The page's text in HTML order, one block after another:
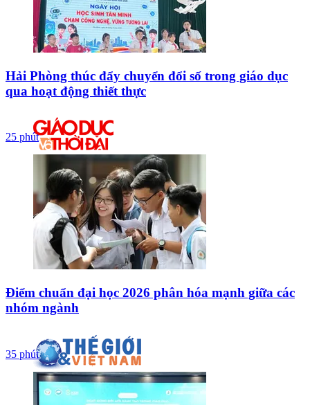
Hải Phòng thúc đẩy chuyển đổi số trong giáo dục
qua hoạt động thiết thực
25 phút
Điểm chuẩn đại học 2026 phân hóa mạnh giữa các
nhóm ngành
35 phút